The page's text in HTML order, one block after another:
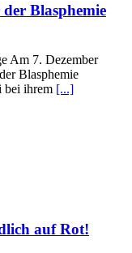
Blasphemie
Am 7. Dezember
Blasphemie
bei ihrem [...]
auf Rot!